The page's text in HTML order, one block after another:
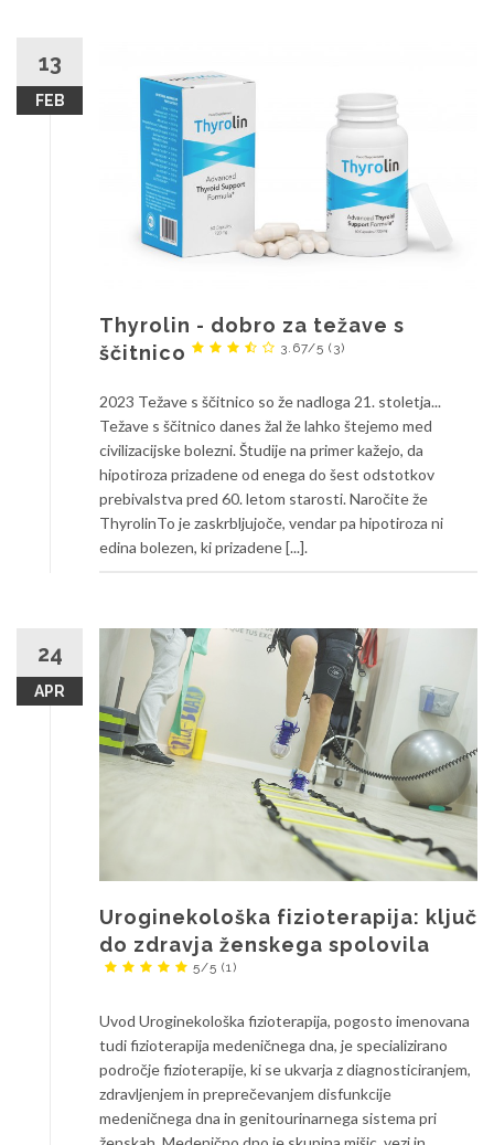
13
FEB
Thyrolin - dobro za težave s
ščitnico
3.67/5 (3)
2023 Težave s ščitnico so že nadloga 21. stoletja...
Težave s ščitnico danes žal že lahko štejemo med
civilizacijske bolezni. Študije na primer kažejo, da
hipotiroza prizadene od enega do šest odstotkov
prebivalstva pred 60. letom starosti. Naročite že
ThyrolinTo je zaskrbljujoče, vendar pa hipotiroza ni
edina bolezen, ki prizadene [...].
24
APR
Uroginekološka fizioterapija: ključ
do zdravja ženskega spolovila
5/5 (1)
Uvod Uroginekološka fizioterapija, pogosto imenovana
tudi fizioterapija medeničnega dna, je specializirano
področje fizioterapije, ki se ukvarja z diagnosticiranjem,
zdravljenjem in preprečevanjem disfunkcije
medeničnega dna in genitourinarnega sistema pri